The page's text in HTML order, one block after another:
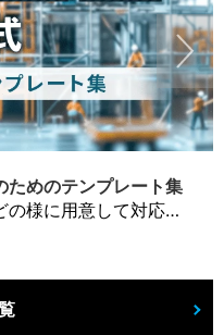
ためのテンプレート集
建設工事に関わる安全書類をどの様に用意して対応するか？関連書式テンプレートから書き方の注意点などの役立つコラムをbizoceanがお届けします。